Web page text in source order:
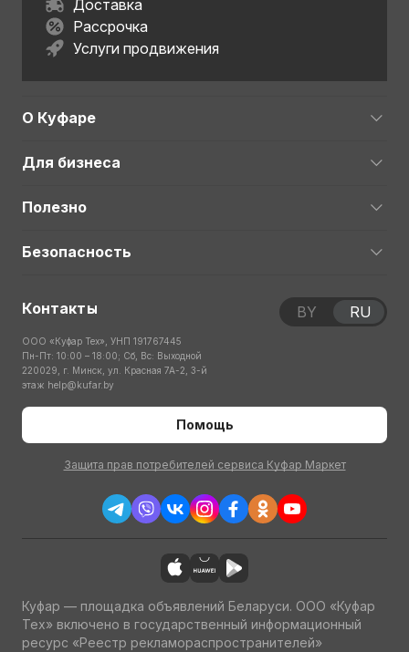
Доставка
Рассрочка
Услуги продвижения
О Куфаре
Для бизнеса
Полезно
Безопасность
Контакты
ООО «Куфар Тех», УНП 191767445
Пн-Пт: 10:00 – 18:00; Сб, Вс: Выходной
220029, г. Минск, ул. Красная 7А-2, 3-й
этаж help@kufar.by
Помощь
Защита прав потребителей сервиса Куфар Маркет
BY RU
Куфар — площадка объявлений Беларуси. ООО «Куфар
Тех» включено в государственный информационный
ресурс «Реестр рекламораспространителей»